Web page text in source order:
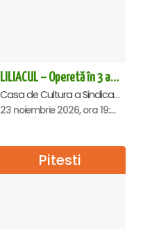
LILIACUL – Operetă în 3 acte - Pitesti
Casa de Cultura a Sindicatelor , Pitesti
23 noiembrie 2026, ora 19:00
Pitesti